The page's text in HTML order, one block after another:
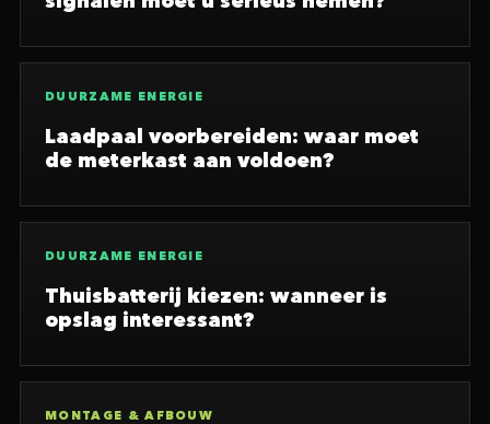
DUURZAME ENERGIE
Laadpaal voorbereiden: waar moet
de meterkast aan voldoen?
DUURZAME ENERGIE
Thuisbatterij kiezen: wanneer is
opslag interessant?
MONTAGE & AFBOUW